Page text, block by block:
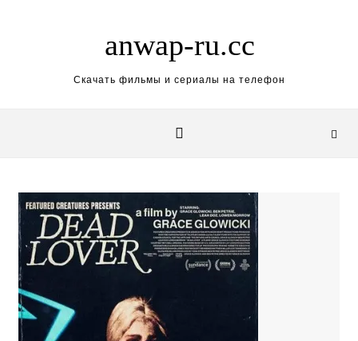
anwap-ru.cc
Скачать фильмы и сериалы на телефон